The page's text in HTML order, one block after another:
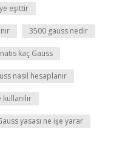
eşittir
3500 gauss nedir
kaç Gauss
nasıl hesaplanır
yasası ne işe yarar